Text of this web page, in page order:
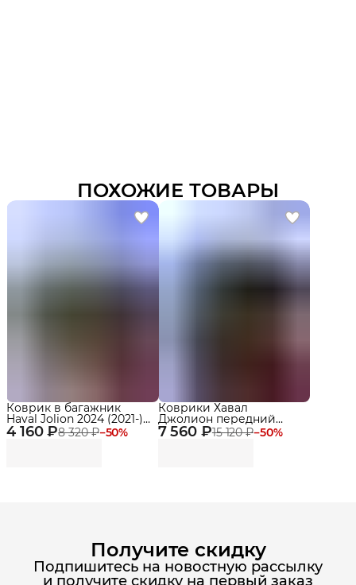
ПОХОЖИЕ ТОВАРЫ
4 160 ₽8 320 ₽−50%
Коврик в багажник
Haval Jolion 2024 (2021-)
2WD - 4WD, Хавал
Джолион с бортами и
7 560 ₽15 120 ₽−50%
Коврики Хавал
Джолион передний
привод (2021-) в салон
Haval Jolion 2WD с
Получите скидку
Подпишитесь на новостную рассылку
и получите скидку на первый заказ